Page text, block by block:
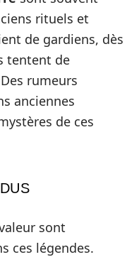
rituels et
de gardiens, dès
tentent de
rumeurs
anciennes
de ces
sont
ces légendes.